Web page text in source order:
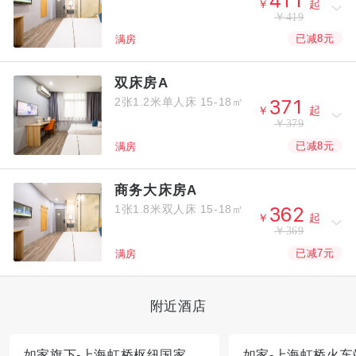
￥
起
￥419
满房 已减8元
双床房A
2张1.2米单人床 15-18㎡
￥   
起
￥379
满房 已减8元
商务大床房A
1张1.8米双人床 15-18㎡
￥ 
起
￥369
满房 已减7元
附近酒店